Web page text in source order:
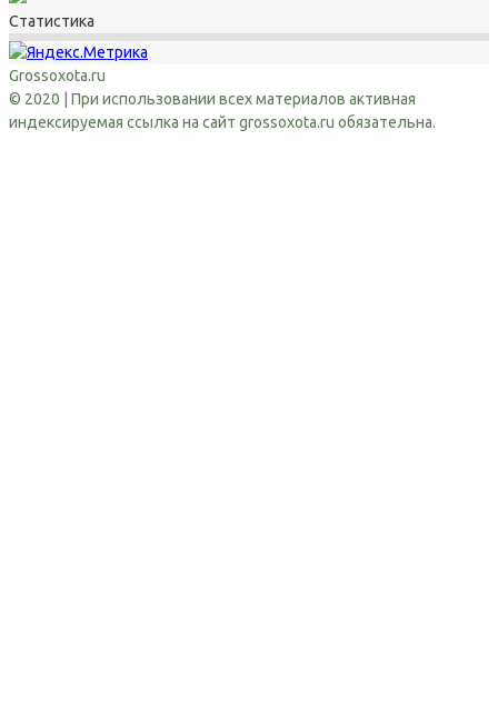
Статистика
Grossoxota.ru
© 2020 | При использовании всех материалов активная
индексируемая ссылка на сайт grossoxota.ru обязательна.